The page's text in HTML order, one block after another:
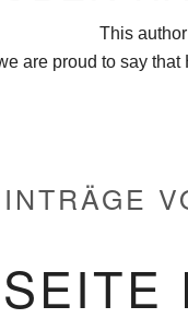
This
are proud to say that
SEITE